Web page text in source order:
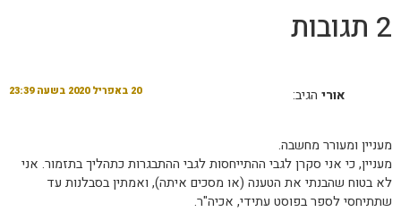
2 תגובות
אורי הגיב: 20 באפריל 2020 בשעה 23:39
מעניין ומעורר מחשבה.
מעניין, כי אני סקרן לגבי ההתייחסות לגבי ההתבגרות כתהליך בתזמור. אני
לא בטוח שהבנתי את הטענה (או מסכים איתה), ואמתין בסבלנות עד
שתתיחסי לספר בפוסט עתידי, אכיה"ר.